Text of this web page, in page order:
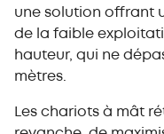
une solution offrant
de la faible
hauteur, qui ne
mètres.
Les chariots à mât